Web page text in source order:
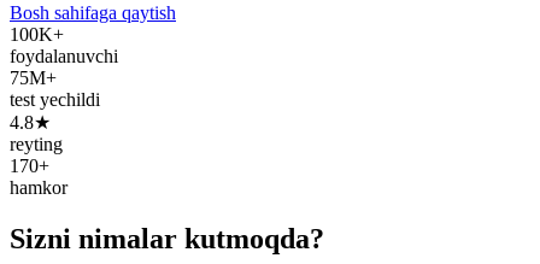
Bosh sahifaga qaytish
100K+
foydalanuvchi
75M+
test yechildi
4.8★
reyting
170+
hamkor
Sizni nimalar kutmoqda?